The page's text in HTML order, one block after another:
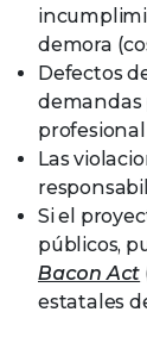
demora
Defectos
demandas
Las
Si el
públicos,
Bacon Act
estatales